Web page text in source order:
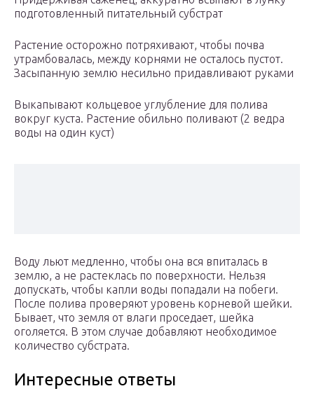
подготовленный питательный субстрат
Растение осторожно потряхивают, чтобы почва
утрамбовалась, между корнями не осталось пустот.
Засыпанную землю несильно придавливают руками
Выкапывают кольцевое углубление для полива
вокруг куста. Растение обильно поливают (2 ведра
воды на один куст)
Воду льют медленно, чтобы она вся впиталась в
землю, а не растеклась по поверхности. Нельзя
допускать, чтобы капли воды попадали на побеги.
После полива проверяют уровень корневой шейки.
Бывает, что земля от влаги проседает, шейка
оголяется. В этом случае добавляют необходимое
количество субстрата.
Интересные ответы